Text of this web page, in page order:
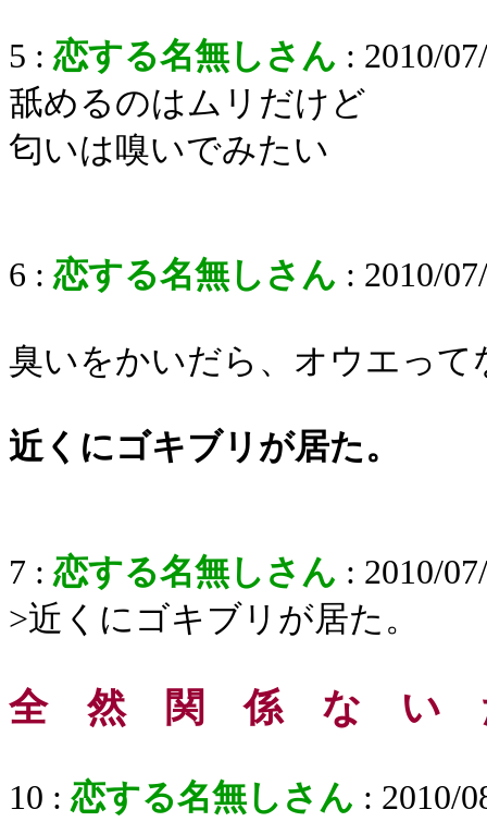
5 : 恋する名無しさん : 2010/
舐めるのはムリだけど
匂いは嗅いでみたい
6 : 恋する名無しさん : 2010/
臭いをかいだら、オウエって
近くにゴキブリが居た。
7 : 恋する名無しさん : 2010/
>近くにゴキブリが居た。
全 然 関 係 な い
10 : 恋する名無しさん : 2010/